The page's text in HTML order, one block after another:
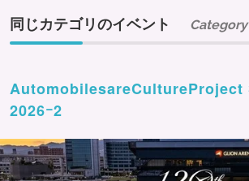
同じカテゴリのイベント Category
AutomobilesareCultureProject
2026ｰ2